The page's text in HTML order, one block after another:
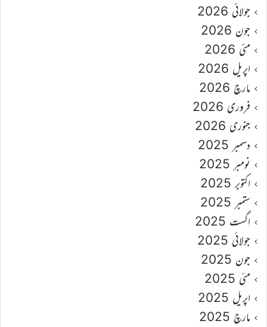
جولائی 2026
جون 2026
مئی 2026
اپریل 2026
مارچ 2026
فروری 2026
جنوری 2026
دسمبر 2025
نومبر 2025
اکتوبر 2025
ستمبر 2025
اگست 2025
جولائی 2025
جون 2025
مئی 2025
اپریل 2025
مارچ 2025